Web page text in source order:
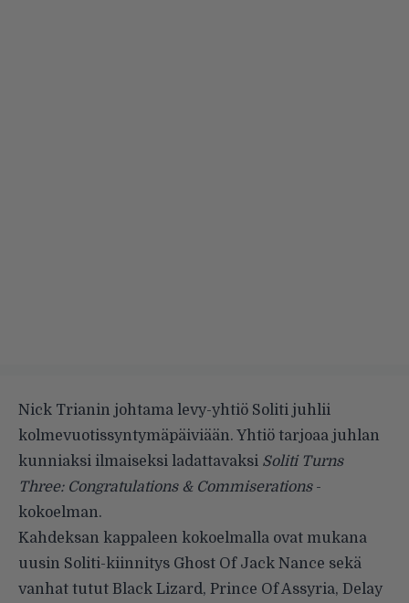
Nick Trianin johtama levy-yhtiö Soliti juhlii
kolmevuotissyntymäpäiviään. Yhtiö tarjoaa juhlan
kunniaksi ilmaiseksi ladattavaksi Soliti Turns
Three: Congratulations & Commiserations -
kokoelman.
Kahdeksan kappaleen kokoelmalla ovat mukana
uusin Soliti-kiinnitys Ghost Of Jack Nance sekä
vanhat tutut Black Lizard, Prince Of Assyria, Delay